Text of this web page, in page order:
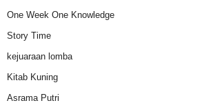
One Week One Knowledge
Story Time
kejuaraan lomba
Kitab Kuning
Asrama Putri